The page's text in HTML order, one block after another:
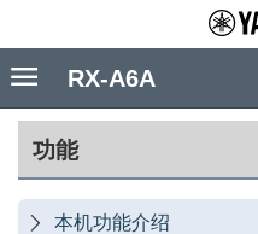
功能
 本机功能介绍
RX-A6A